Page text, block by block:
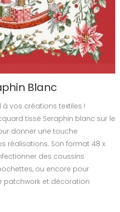
Blanc
vos créations textiles !
tissé Seraphin blanc sur le
donner une touche
réalisations. Son format 48 x
des coussins
ou encore pour
patchwork et décoration